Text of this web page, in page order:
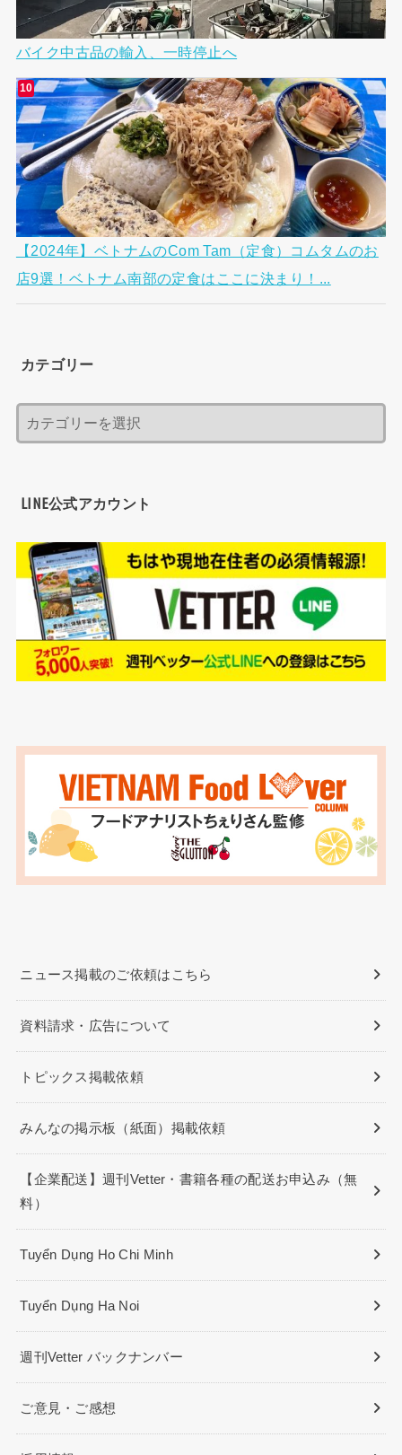
バイク中古品の輸入、一時停止へ
【2024年】ベトナムのCom Tam（定食）コムタムのお
店9選！ベトナム南部の定食はここに決まり！...
カテゴリー
LINE公式アカウント
ニュース掲載のご依頼はこちら
資料請求・広告について
トピックス掲載依頼
みんなの掲示板（紙面）掲載依頼
【企業配送】週刊Vetter・書籍各種の配送お申込み（無
料）
Tuyển Dụng Ho Chi Minh
Tuyển Dụng Ha Noi
週刊Vetter バックナンバー
ご意見・ご感想